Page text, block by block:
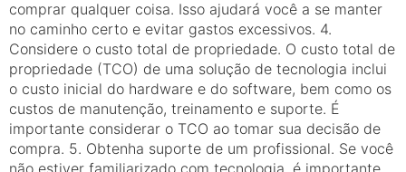
comprar qualquer coisa. Isso ajudará você a se manter
no caminho certo e evitar gastos excessivos. 4.
Considere o custo total de propriedade. O custo total de
propriedade (TCO) de uma solução de tecnologia inclui
o custo inicial do hardware e do software, bem como os
custos de manutenção, treinamento e suporte. É
importante considerar o TCO ao tomar sua decisão de
compra. 5. Obtenha suporte de um profissional. Se você
não estiver familiarizado com tecnologia, é importante